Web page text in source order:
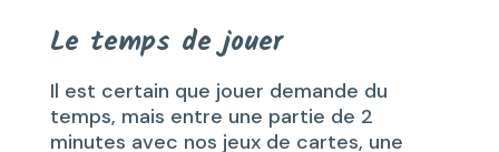
Le temps de jouer
Il est certain que jouer demande du
temps, mais entre une partie de 2
minutes avec nos jeux de cartes, une